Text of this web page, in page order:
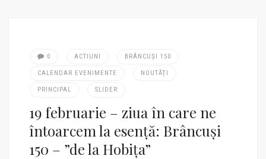
0 ACTIUNI BRÂNCUȘI 150
CALENDAR EVENIMENTE NOUTĂȚI
PRINCIPAL SLIDER
19 februarie – ziua în care ne
întoarcem la esență: Brâncuși
150 – ”de la Hobița”